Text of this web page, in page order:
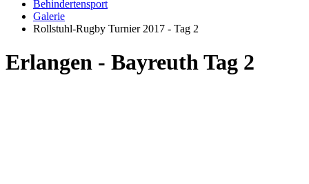
Behindertensport
Galerie
Rollstuhl-Rugby Turnier 2017 - Tag 2
Erlangen - Bayreuth Tag 2